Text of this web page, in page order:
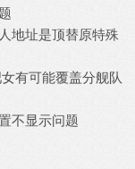
地址是顶替原特殊
有可能覆盖分舰队
不显示问题